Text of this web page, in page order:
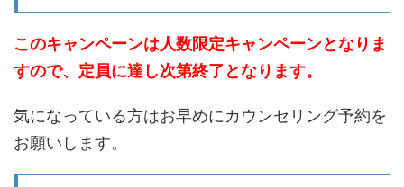
このキャンペーンは人数限定キャンペーンとなりま
すので、定員に達し次第終了となります。
気になっている方はお早めにカウンセリング予約を
お願いします。